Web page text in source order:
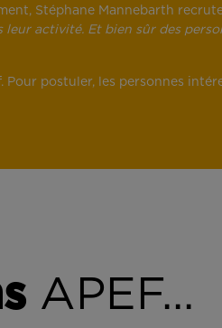
Stéphane Mannebarth
activité. Et bien sûr des
Pour postuler, les personnes
APEF...